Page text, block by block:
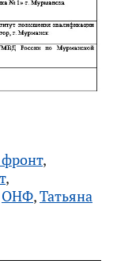
,
,
ОНФ,Татьяна